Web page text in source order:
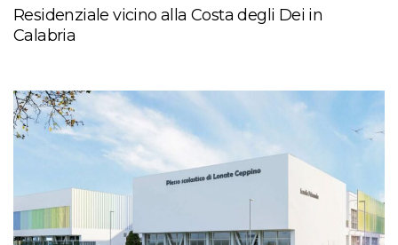
Residenziale vicino alla Costa degli Dei in
Calabria